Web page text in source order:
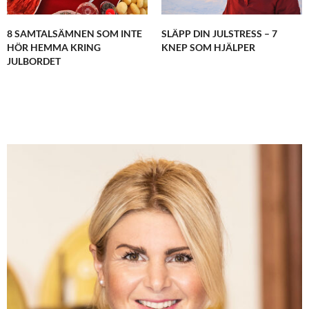
Starkt Anna. Du går från klarhet till klarhet.
SKRIVER:
SEPTEMBER 2, 2016 KL. 5:52 E M
Så otroligt starkt och klokt av dig. Bara det
bestlutet är en väg i rätt riktning. Du får en STOR
kram från mig <3
ANNA LISSJANIS SKRIVER:
SEPTEMBER 3, 2016 KL. 11:40 F M
Mari – tack & stor kram tillbaka <3
8 SAMTALSÄMNEN SOM INTE
HÖR HEMMA KRING
JULBORDET
SLÄPP DIN JULSTRESS – 7
KNEP SOM HJÄLPER